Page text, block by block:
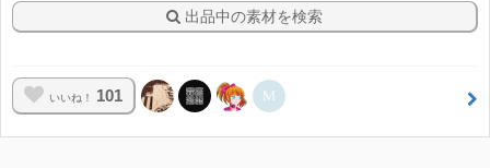
出品中の素材を検索
いいね！ 101